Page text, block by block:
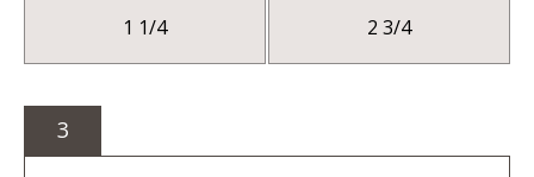
1 1/4 2 3/4
3